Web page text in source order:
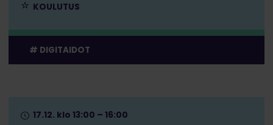
KOULUTUS
DIGITAIDOT
17.12. klo 13:00 – 16:00